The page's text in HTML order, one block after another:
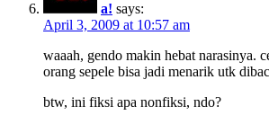
a! says:
April 3, 2009 at 10:57 am
waaah, gendo makin hebat narasinya.
orang sepele bisa jadi menarik utk
btw, ini fiksi apa nonfiksi, ndo?